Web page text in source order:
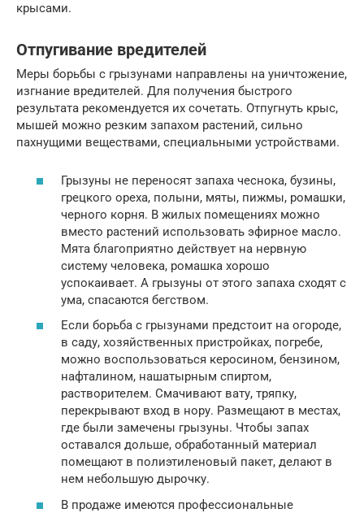
крысами.
Отпугивание вредителей
Меры борьбы с грызунами направлены на уничтожение,
изгнание вредителей. Для получения быстрого
результата рекомендуется их сочетать. Отпугнуть крыс,
мышей можно резким запахом растений, сильно
пахнущими веществами, специальными устройствами.
Грызуны не переносят запаха чеснока, бузины,
грецкого ореха, полыни, мяты, пижмы, ромашки,
черного корня. В жилых помещениях можно
вместо растений использовать эфирное масло.
Мята благоприятно действует на нервную
систему человека, ромашка хорошо
успокаивает. А грызуны от этого запаха сходят с
ума, спасаются бегством.
Если борьба с грызунами предстоит на огороде,
в саду, хозяйственных пристройках, погребе,
можно воспользоваться керосином, бензином,
нафталином, нашатырным спиртом,
растворителем. Смачивают вату, тряпку,
перекрывают вход в нору. Размещают в местах,
где были замечены грызуны. Чтобы запах
оставался дольше, обработанный материал
помещают в полиэтиленовый пакет, делают в
нем небольшую дырочку.
В продаже имеются профессиональные